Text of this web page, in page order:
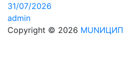
31/07/2026
admin
Copyright © 2026